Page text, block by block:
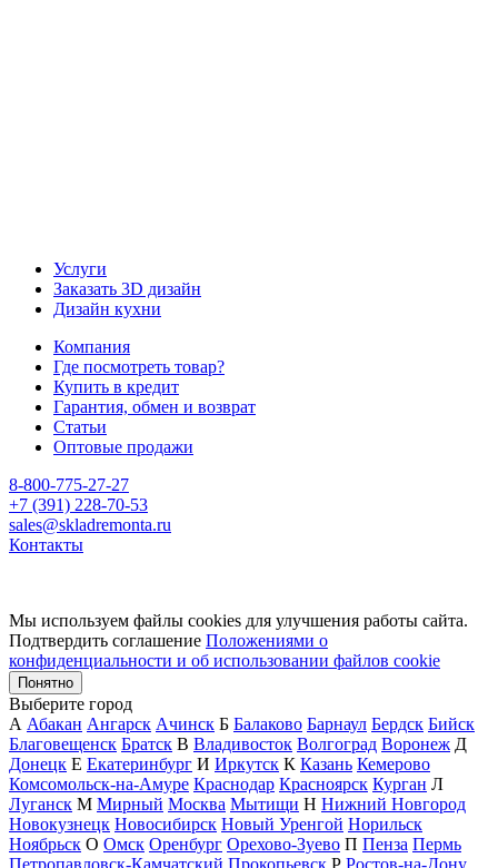
Услуги
Заказать 3D дизайн
Дизайн кухни
Компания
Где посмотреть товар?
Купить в кредит
Гарантия, обмен и возврат
Статьи
Оптовые продажи
8-800-775-27-27
+7 (391) 228-70-53
sales@skladremonta.ru
Контакты
Мы используем файлы cookies для улучшения работы сайта.
Подтвердить соглашение Положениями о
конфиденциальности и об использовании файлов cookie
Понятно
Выберите город
А Абакан Ангарск Ачинск Б Балаково Барнаул Бердск Бийск
Благовещенск Братск В Владивосток Волгоград Воронеж Д
Донецк Е Екатеринбург И Иркутск К Казань Кемерово
Комсомольск-на-Амуре Краснодар Красноярск Курган Л
Луганск М Мирный Москва Мытищи Н Нижний Новгород
Новокузнецк Новосибирск Новый Уренгой Норильск
Ноябрьск О Омск Оренбург Орехово-Зуево П Пенза Пермь
Петропавловск-Камчатский Прокопьевск Р Ростов-на-Дону